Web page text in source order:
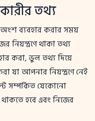
তথ্য
অংশ ব্যবহার করার সময়
নিয়ন্ত্রণে থাকা তথ্য
করা, ভুল তথ্য দিয়ে
যা আপনার নিয়ন্ত্রণে নেই
সম্পর্কিত যেকোনো
থাকতে হবে এবং নিজের